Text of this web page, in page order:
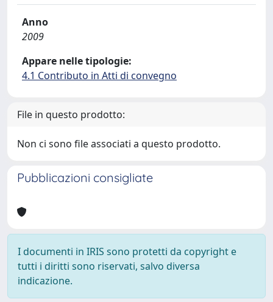
Anno
2009
Appare nelle tipologie:
4.1 Contributo in Atti di convegno
File in questo prodotto:
Non ci sono file associati a questo prodotto.
Pubblicazioni consigliate
I documenti in IRIS sono protetti da copyright e
tutti i diritti sono riservati, salvo diversa
indicazione.